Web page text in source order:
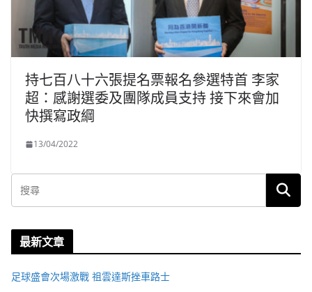
持七百八十六張提名票報名參選特首 李家
超：感謝選委及團隊成員支持 接下來會加
快撰寫政綱
13/04/2022
最新文章
足球盛會次場激戰 祖雲達斯挫車路士